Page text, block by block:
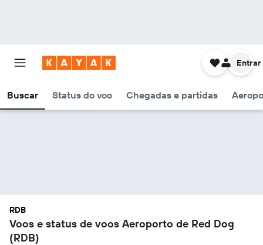
Buscar Status do voo Chegadas e partidas
Entrar
RDB
Voos e status de voos Aeroporto de Red Dog
(RDB)